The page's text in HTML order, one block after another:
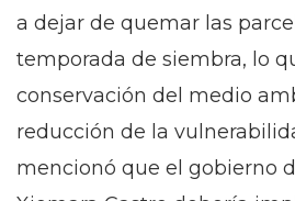
a dejar de quemar las
temporada de siembra, lo
conservación del medio
reducción de la
mencionó que el gobierno